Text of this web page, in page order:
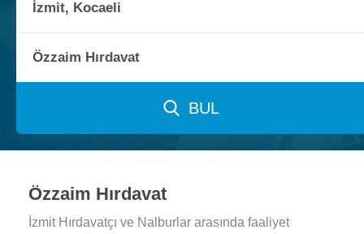
BUL
Özzaim Hırdavat
İzmit Hırdavatçı ve Nalburlar arasında faaliyet